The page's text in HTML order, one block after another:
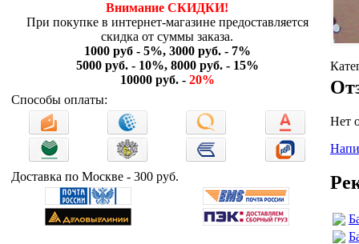
Внимание СКИДКИ!
При покупке в интернет-магазине предоставляется
скидка от суммы заказа.
1000 руб - 5%, 3000 руб. - 7%
5000 руб. - 10%, 8000 руб. - 15%
10000 руб. - 20%
Способы оплаты:
Доставка по Москве - 300 руб.
Нет